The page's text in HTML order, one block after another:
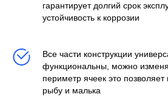
гарантирует долгий срок
устойчивость к коррозии
Все части конструкции
функциональны, можно
периметр ячеек это
рыбу и малька